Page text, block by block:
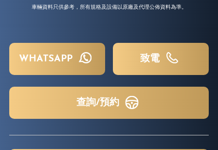
車輛資料只供參考，所有規格及設備以原廠及代理公佈資料為準。
WHATSAPP 致電
查詢/預約